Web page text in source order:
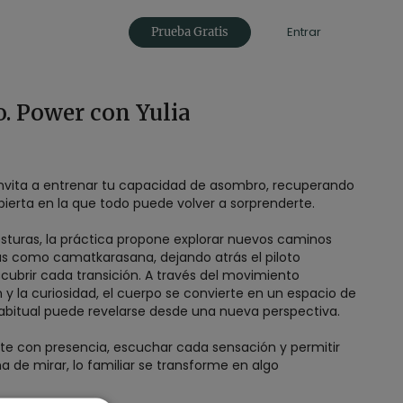
Prueba Gratis Entrar
Power con Yulia
a entrenar tu capacidad de asombro, recuperando
en la que todo puede volver a sorprenderte.
la práctica propone explorar nuevos caminos
como camatkarasana, dejando atrás el piloto
cada transición. A través del movimiento
la curiosidad, el cuerpo se convierte en un espacio de
puede revelarse desde una nueva perspectiva.
con presencia, escuchar cada sensación y permitir
de mirar, lo familiar se transforme en algo